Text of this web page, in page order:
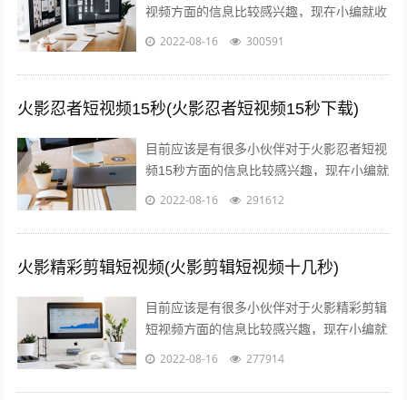
视频方面的信息比较感兴趣，现在小编就收
集了一些与消防火灾宣传内容相关的信息来
2022-08-16 300591
火影忍者短视频15秒(火影忍者短视频15秒下载)
目前应该是有很多小伙伴对于火影忍者短视
频15秒方面的信息比较感兴趣，现在小编就
收集了一些与火影忍者短视频15秒下载相关
2022-08-16 291612
火影精彩剪辑短视频(火影剪辑短视频十几秒)
目前应该是有很多小伙伴对于火影精彩剪辑
短视频方面的信息比较感兴趣，现在小编就
收集了一些与火影剪辑短视频十几秒相关的
2022-08-16 277914